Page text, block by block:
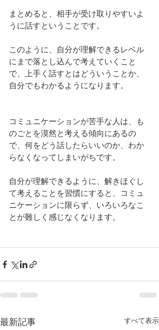
まとめると、相手が受け取りやすいよ
うに話すということです。
このように、自分が理解できるレベル
にまで落とし込んで考えていくこと
で、上手く話すとはどういうことか、
自分でもわかるようになります。
コミュニケーションが苦手な人は、も
のごとを漠然と考える傾向にあるの
で、何をどう話したらいいのか、わか
らなくなってしまいがちです。
自分が理解できるように、解きほぐし
て考えることを習慣にすると、コミュ
ニケーションに限らず、いろいろなこ
とが難しく感じなくなります。
最新記事 すべて表示